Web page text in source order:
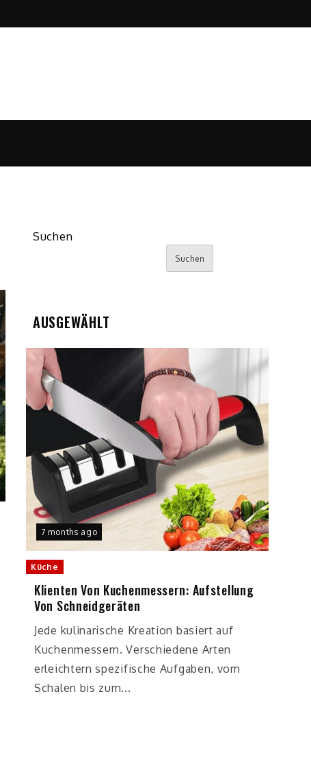
Suchen
Suchen
AUSGEWÄHLT
7 months ago
Küche
Klienten Von Kuchenmessern: Aufstellung
Von Schneidgeräten
Jede kulinarische Kreation basiert auf
Kuchenmessern. Verschiedene Arten
erleichtern spezifische Aufgaben, vom
Schalen bis zum...